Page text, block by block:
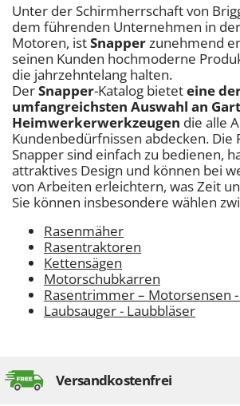
Unter der Schirmherrschaft von
dem führenden Unternehmen in
Motoren, istSnapperzunehmend
seinen Kunden hochmoderne
die jahrzehntelang halten.
DerSnapper-Katalog bieteteine
umfangreichsten Auswahl an
Heimwerkerwerkzeugen die alle
Kundenbedürfnissen abdecken. Die
Snapper sind einfach zu bedienen,
attraktives Design und können bei
von Arbeiten erleichtern, was Zeit
Sie können insbesondere wählen
Rasenmäher
Rasentraktoren
Kettensägen
Motorschubkarren
Rasentrimmer – Motorsensen
Laubsauger - Laubbläser
Versandkostenfrei